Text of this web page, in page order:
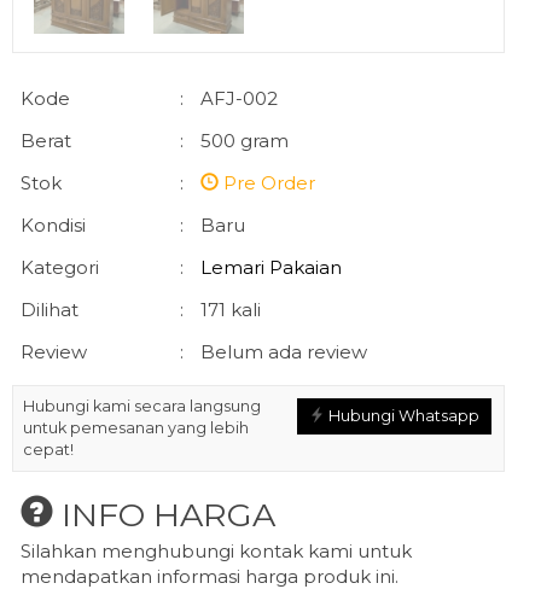
Kode :
AFJ-002
Berat
:
500 gram
Stok
:
Pre Order
Kondisi
:
Baru
Kategori
:
Lemari Pakaian
Dilihat
:
171 kali
Review
: Belum ada review
Hubungi Whatsapp
Hubungi kami secara langsung
untuk pemesanan yang lebih
cepat!
INFO HARGA
Silahkan menghubungi kontak kami untuk
mendapatkan informasi harga produk ini.